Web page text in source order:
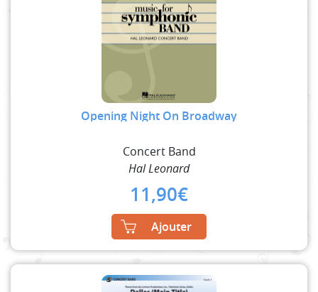
Opening Night On Broadway
Concert Band
Hal Leonard
11,90€
Ajouter